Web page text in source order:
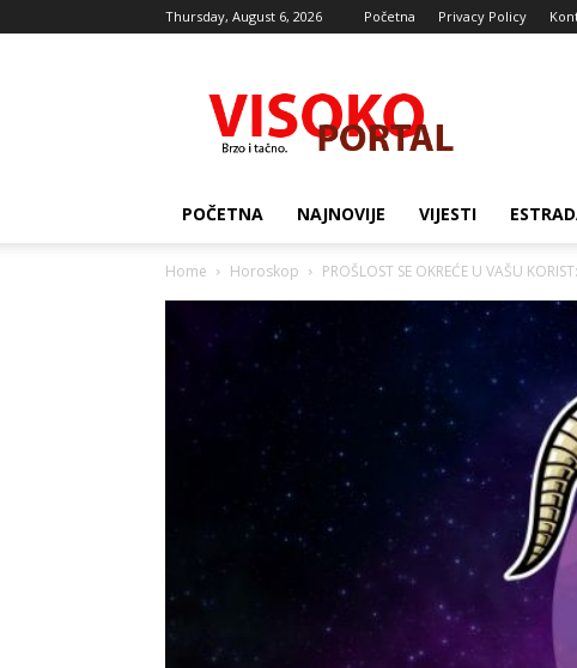
Thursday, August 6, 2026 Početna Privacy Policy
portal
POČETNA NAJNOVIJE VIJESTI
Home Horoskop PROŠLOST SE OKREĆE U VAŠU